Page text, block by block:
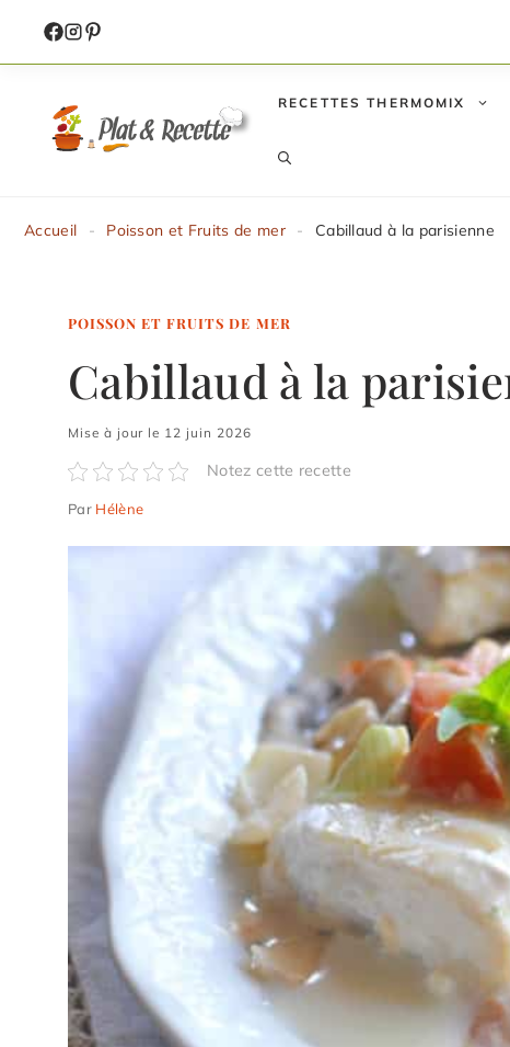
contenu
RECETTES THERMOMIX
Accueil - Poisson et Fruits de mer - Cabillaud à la parisienne
POISSON ET FRUITS DE MER
Cabillaud à la
Mise à jour le 12 juin 2026
Notez cette recette
Par Hélène